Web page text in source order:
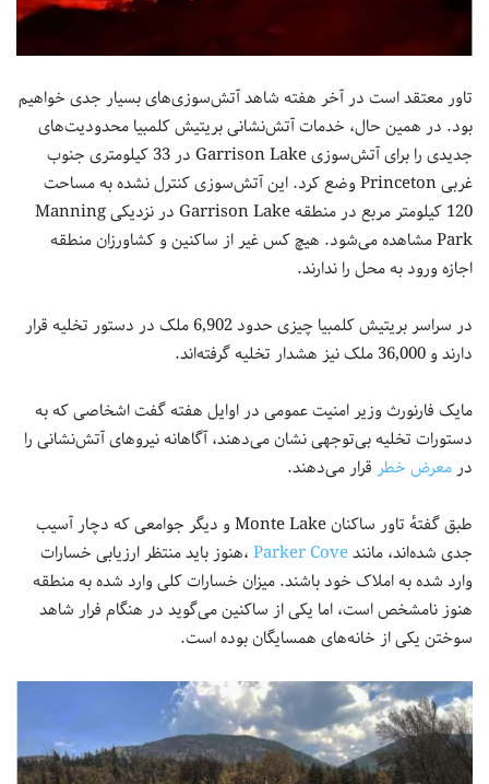
تاور معتقد است در آخر هفته شاهد آتش‌سوزی‌های بسیار جدی خواهیم
بود. در همین حال، خدمات آتش‌نشانی بریتیش کلمبیا محدودیت‌های
جدیدی را برای آتش‌سوزی Garrison Lake در 33 کیلومتری جنوب
غربی Princeton وضع کرد. این آتش‌سوزی کنترل نشده به مساحت
120 کیلومتر مربع در منطقه Garrison Lake در نزدیکی Manning
Park مشاهده می‌شود. هیچ کس غیر از ساکنین و کشاورزان منطقه
اجازه ورود به محل را ندارند.
در سراسر بریتیش کلمبیا چیزی حدود 6,902 ملک در دستور تخلیه قرار
دارند و 36,000 ملک نیز هشدار تخلیه گرفته‌اند.
مایک فارنورث وزیر امنیت عمومی در اوایل هفته گفت اشخاصی که به
دستورات تخلیه بی‌توجهی نشان می‌دهند، آگاهانه نیروهای آتش‌نشانی را
درمعرض خطرقرار می‌دهند.
طبق گفتهٔ تاور ساکنان Monte Lake و دیگر جوامعی که دچار آسیب
جدی شده‌اند، مانندParker Cove،هنوز باید منتظر ارزیابی خسارات
وارد شده به املاک خود باشند. میزان خسارات کلی وارد شده به منطقه
هنوز نامشخص است، اما یکی از ساکنین می‌گوید در هنگام فرار شاهد
سوختن یکی از خانه‌های همسایگان بوده است.